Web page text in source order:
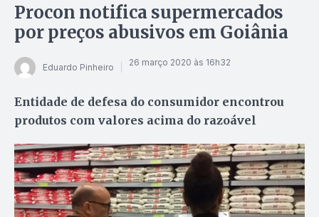
Procon notifica supermercados
por preços abusivos em Goiânia
Eduardo Pinheiro 26 março 2020 às 16h32
Entidade de defesa do consumidor encontrou
produtos com valores acima do razoável